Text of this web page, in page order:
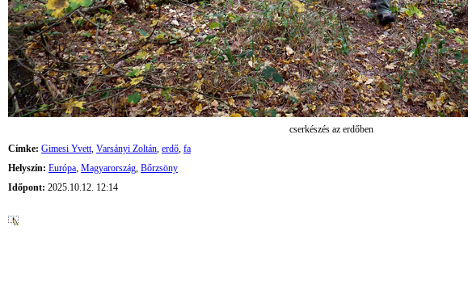
cserkészés az erdőben
Címke: Gimesi Yvett, Varsányi Zoltán, erdő, fa
Helyszín: Európa, Magyarország, Bőrzsöny
Időpont: 2025.10.12. 12:14